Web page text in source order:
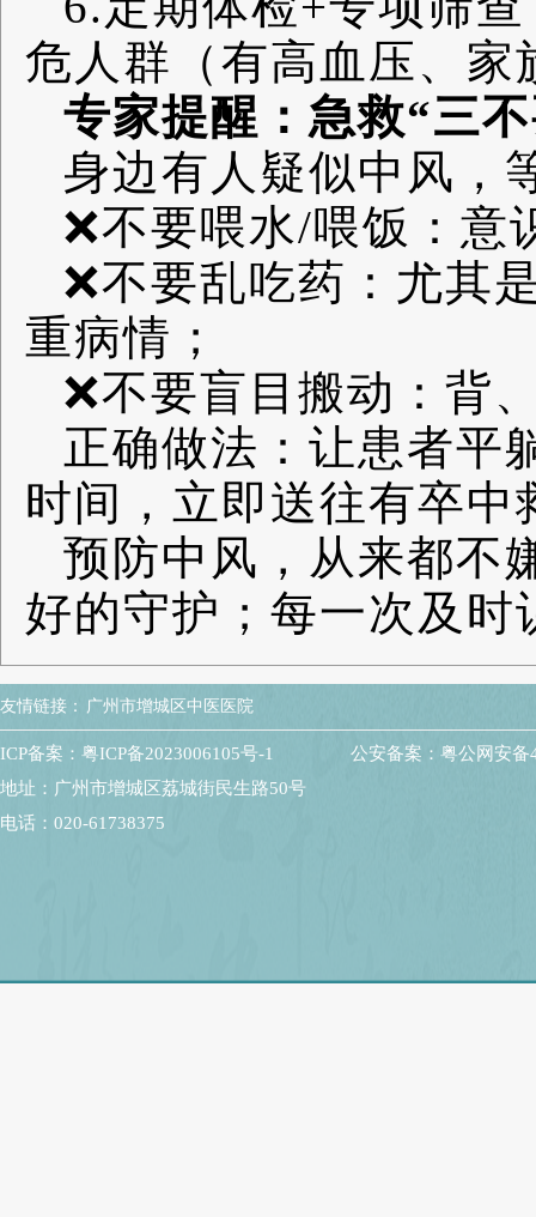
危人群（有高血压、
专家提醒：急救“三
身边有人疑似中风，
❌不要喂水/喂饭：意
❌不要乱吃药：尤其
重病情；
❌不要盲目搬动：背
正确做法：让患者平
时间，立即送往有卒
预防中风，从来都不
好的守护；每一次及
友情链接： 广州市增城区中医医院
ICP备案：粤ICP备2023006105号-1
公安备案：粤公网安备
地址：广州市增城区荔城街民生路50号
电话：020-61738375